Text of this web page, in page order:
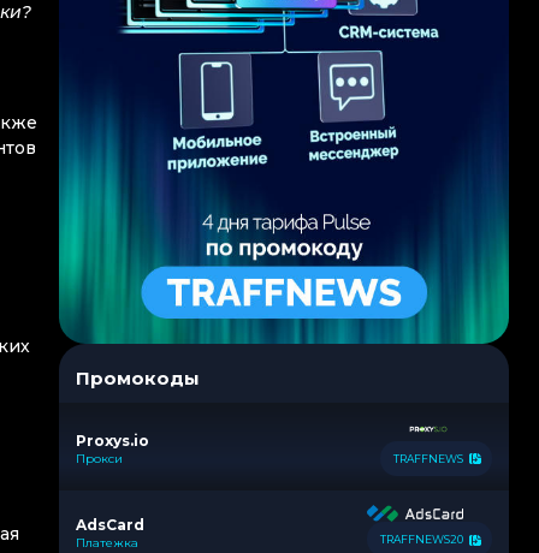
Промокоды
Proxys.io
Прокси TRAFFNEWS
AdsCard
Платежка TRAFFNEWS20